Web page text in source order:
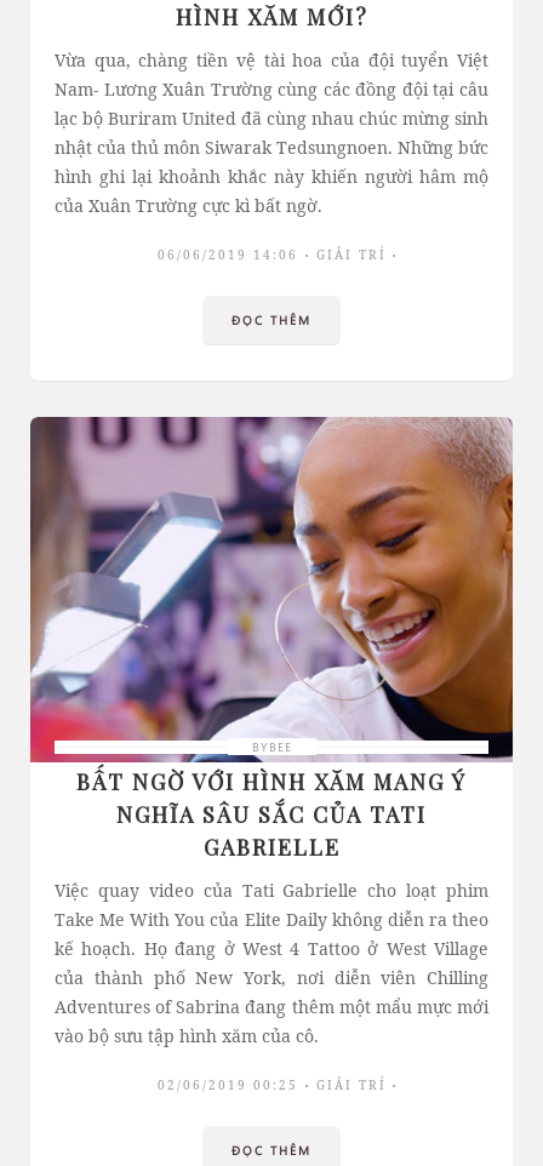
HÌNH XĂM MỚI?
Vừa qua, chàng tiền vệ tài hoa của đội tuyển Việt
Nam- Lương Xuân Trường cùng các đồng đội tại câu
lạc bộ Buriram United đã cùng nhau chúc mừng sinh
nhật của thủ môn Siwarak Tedsungnoen. Những bức
hình ghi lại khoảnh khắc này khiến người hâm mộ
của Xuân Trường cực kì bất ngờ.
06/06/2019 14:06 GIẢI TRÍ
ĐỌC THÊM
BYBEE
BẤT NGỜ VỚI HÌNH XĂM MANG Ý
NGHĨA SÂU SẮC CỦA TATI
GABRIELLE
Việc quay video của Tati Gabrielle cho loạt phim
Take Me With You của Elite Daily không diễn ra theo
kế hoạch. Họ đang ở West 4 Tattoo ở West Village
của thành phố New York, nơi diễn viên Chilling
Adventures of Sabrina đang thêm một mẩu mực mới
vào bộ sưu tập hình xăm của cô.
02/06/2019 00:25 GIẢI TRÍ
ĐỌC THÊM